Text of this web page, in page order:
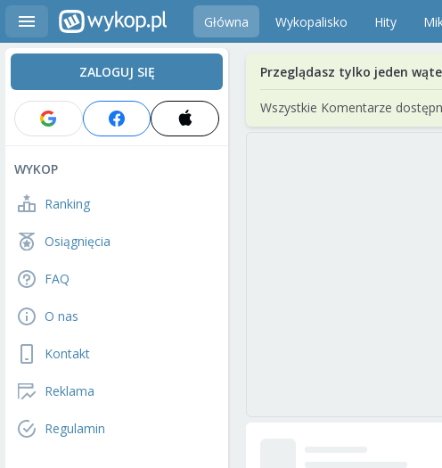
Główna Wykopalisko Hity
ZALOGUJ SIĘ
WYKOP
Ranking
Osiągnięcia
FAQ
O nas
Kontakt
Reklama
Regulamin
Przeglądasz tylko jeden
Wszystkie Komentarze